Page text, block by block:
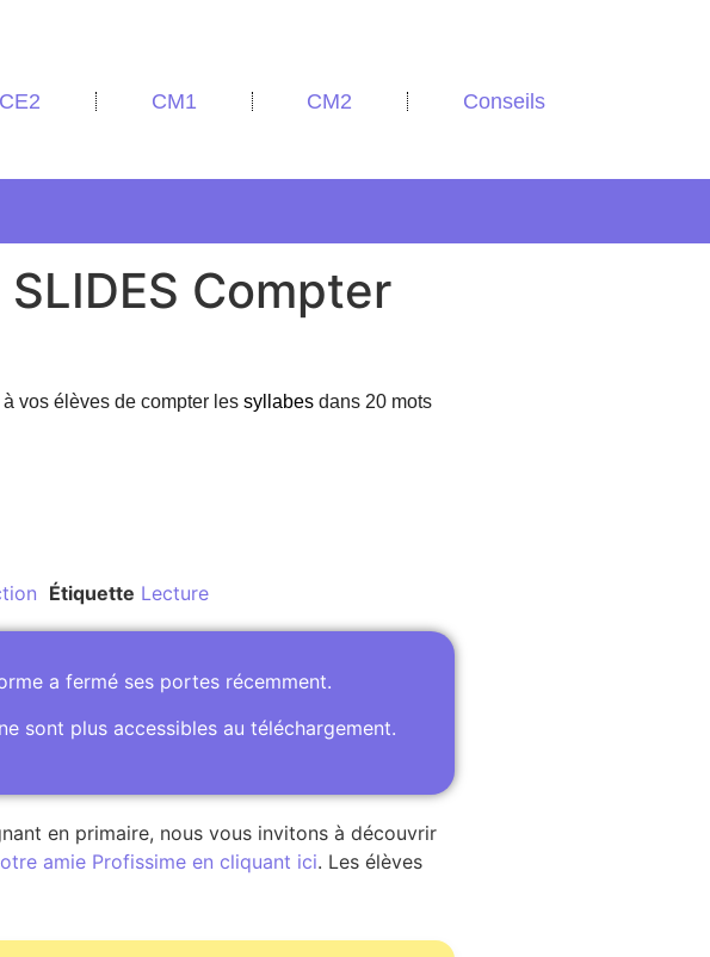
CE2 CM1 CM2 Conseils
SLIDES Compter
vos élèves de compter les syllabes dans 20 mots
Étiquette Lecture
a fermé ses portes récemment.
sont plus accessibles au téléchargement.
en primaire, nous vous invitons à découvrir
amie Profissime en cliquant ici. Les élèves